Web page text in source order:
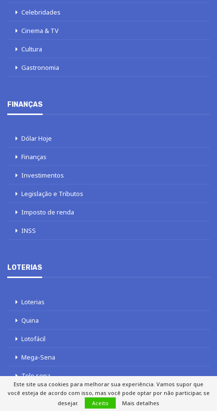
Celebridades
Cinema & TV
Cultura
Gastronomia
FINANÇAS
Dólar Hoje
Finanças
Investimentos
Legislação e Tributos
Imposto de renda
INSS
LOTERIAS
Loterias
Quina
Lotofácil
Mega-Sena
Tele sena
Este site usa cookies para melhorar sua experiência. Vamos supor que
você esteja de acordo com isso, mas você pode optar por não participar, se
desejar.
Aceito Mais detalhes